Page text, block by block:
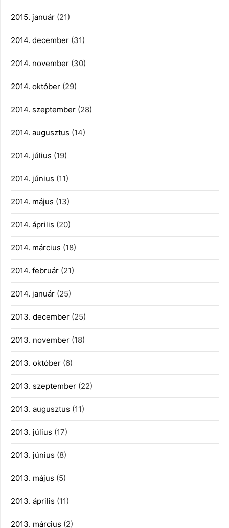
2015. január (21)
2014. december (31)
2014. november (30)
2014. október (29)
2014. szeptember (28)
2014. augusztus (14)
2014. július (19)
2014. június (11)
2014. május (13)
2014. április (20)
2014. március (18)
2014. február (21)
2014. január (25)
2013. december (25)
2013. november (18)
2013. október (6)
2013. szeptember (22)
2013. augusztus (11)
2013. július (17)
2013. június (8)
2013. május (5)
2013. április (11)
2013. március (2)